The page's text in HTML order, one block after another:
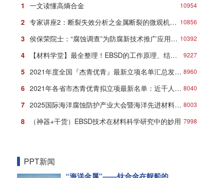
10954
1 一文读懂高熵合金
10856
2 专家讲座2：断裂失效分析之金属断裂的微观机理与典型形貌
10392
3 侯保荣院士：“腐蚀调查”为防腐新技术推广应用打响第一炮
9227
4 【材料学堂】最全整理！EBSD的工作原理、结构、操作及分析方法！
8960
5 2021年度全国『杰青优青』最新立项名单汇总发布！
8040
6 2021年各省市杰青优青拟立项最新名单：近千人入选！
8003
7 2025国际海洋腐蚀防护产业大会暨海洋先进材料创新发展论坛在青岛盛大开幕！
7998
8 （神器+干货）EBSD技术在材料科学研究中的妙用
PPT新闻